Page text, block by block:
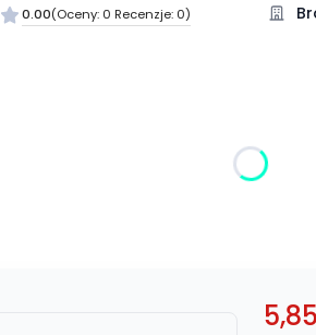
0.00(Oceny: 0 Recenzje: 0)